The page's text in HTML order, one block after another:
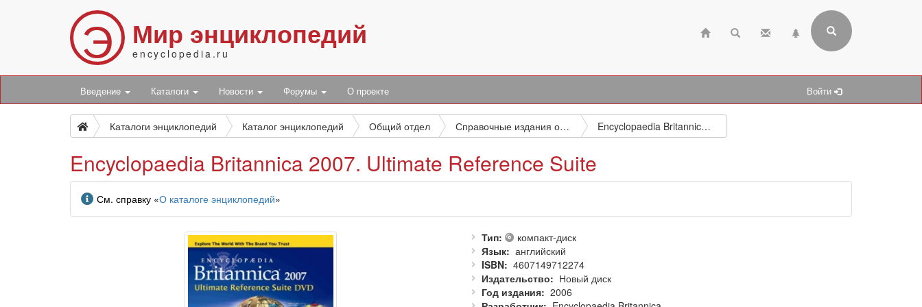
Э Мир энциклопедий
encyclopedia.ru
Введение Каталоги Новости Форумы О проекте Войти
Каталоги энциклопедий Каталог энциклопедий Общий отдел Справочные издания общего типа Encyclopaedia Britannica 2007. Ultimate Reference Suite
Encyclopaedia Britannica 2007. Ultimate Reference Suite
Информация
См. справку «О каталоге энциклопедий»
Тип
компакт-диск
Язык
английский
ISBN
4607149712274
Издательство
Новый диск
Год издания
2006